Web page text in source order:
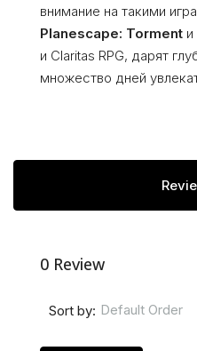
внимание на такими
Planescape: Torment и
и Claritas RPG, дарят
множество дней
0 Review
Sort by: Default Order